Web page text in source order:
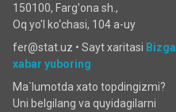
150100, Farg'ona sh.,
Oq yo'l ko‘chаsi, 104 a-uy
fer@stat.uz • Sayt xaritasi Bizga
xabar yuboring
Ma`lumotda xato topdingizmi?
Uni belgilang va quyidagilarni